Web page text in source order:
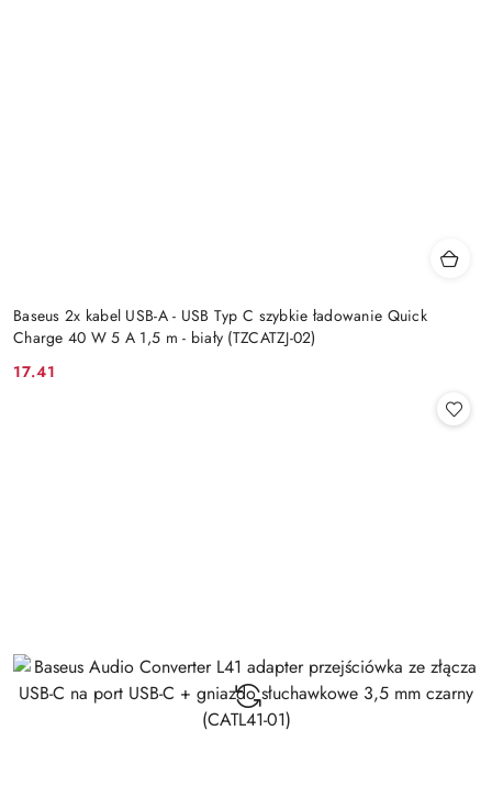
Baseus 2x kabel USB-A - USB Typ C szybkie ładowanie Quick
Charge 40 W 5 A 1,5 m - biały (TZCATZJ-02)
Cena:
17.41